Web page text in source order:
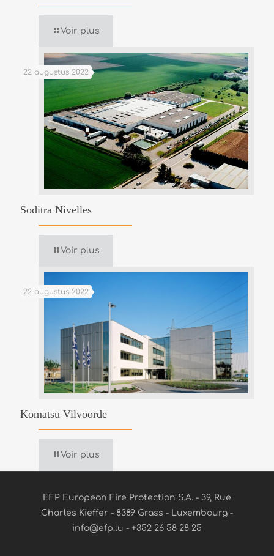
Voir plus
22 augustus 2022
Soditra Nivelles
Voir plus
22 augustus 2022
Komatsu Vilvoorde
Voir plus
EFP European Fire Protection S.A. - 39, Rue
Charles Kieffer - 8389 Grass - Luxembourg -
info@efp.lu - +352 26 58 28 25